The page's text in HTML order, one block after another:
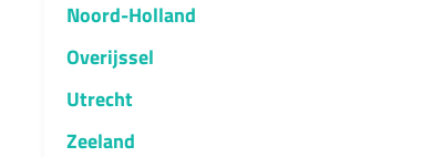
Noord-Holland
Overijssel
Utrecht
Zeeland